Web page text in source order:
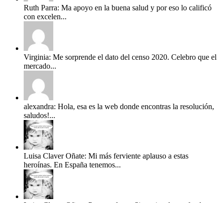
Ruth Parra: Ma apoyo en la buena salud y por eso lo calificó
con excelen...
Virginia: Me sorprende el dato del censo 2020. Celebro que el
mercado...
alexandra: Hola, esa es la web donde encontras la resolución,
saludos!...
Luisa Claver Oñate: Mi más ferviente aplauso a estas
heroínas. En España tenemos...